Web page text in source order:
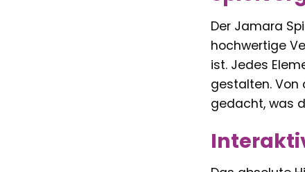
Der Jamara
hochwertige
ist. Jedes
gestalten. Von
gedacht, was